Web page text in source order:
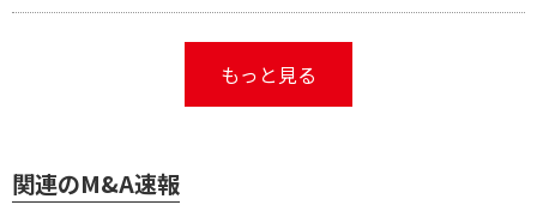
もっと見る
関連のM&A速報